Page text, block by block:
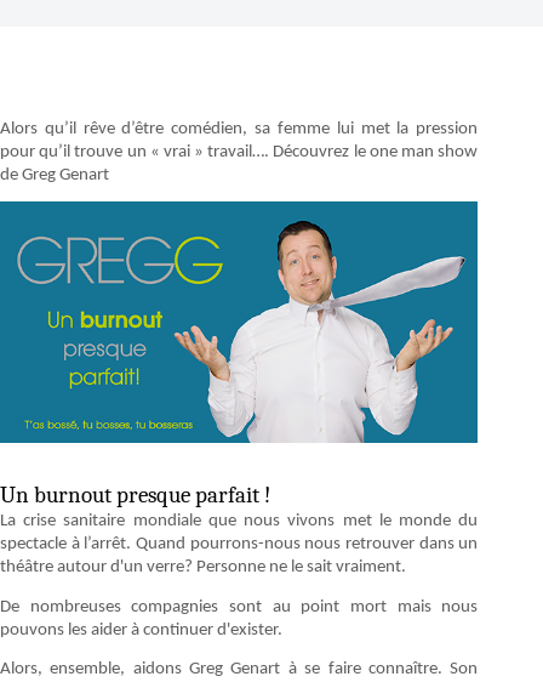
Alors qu’il rêve d’être comédien, sa femme lui met la pression
pour qu’il trouve un « vrai » travail…. Découvrez le one man show
de Greg Genart
Un burnout presque parfait !
La crise sanitaire mondiale que nous vivons met le monde du
spectacle à l’arrêt. Quand pourrons-nous nous retrouver dans un
théâtre autour d'un verre? Personne ne le sait vraiment.
De nombreuses compagnies sont au point mort mais nous
pouvons les aider à continuer d'exister.
Alors, ensemble, aidons Greg Genart à se faire connaître. Son